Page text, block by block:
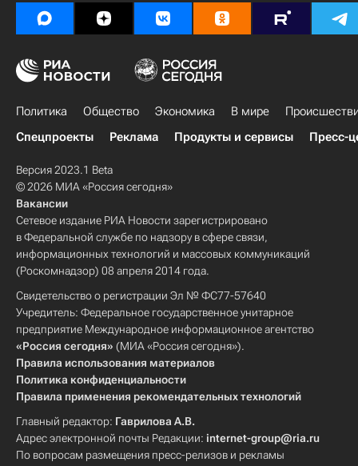
Политика Общество Экономика В мире
Спецпроекты
Реклама Продукты и сервисы Пресс-
Версия 2023.1 Beta
© 2026 МИА «Россия сегодня»
Вакансии
Сетевое издание РИА Новости зарегистрировано
в Федеральной службе по надзору в сфере связи,
информационных технологий и массовых коммуникаций
(Роскомнадзор) 08 апреля 2014 года.
Свидетельство о регистрации Эл № ФС77-57640
Учредитель: Федеральное государственное унитарное
предприятие Международное информационное агентство
«Россия сегодня» (МИА «Россия сегодня»).
Правила использования материалов
Политика конфиденциальности
Правила применения рекомендательных технологий
Главный редактор: Гаврилова А.В.
Адрес электронной почты Редакции: internet-group@ria.ru
По вопросам размещения пресс-релизов и рекламы